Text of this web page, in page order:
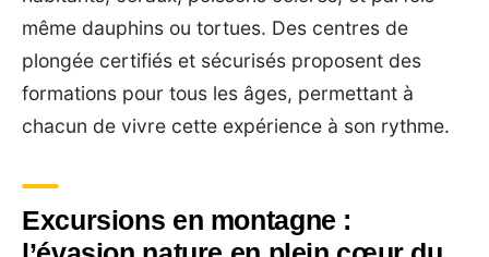
même dauphins ou tortues. Des centres de
plongée certifiés et sécurisés proposent des
formations pour tous les âges, permettant à
chacun de vivre cette expérience à son rythme.
Excursions en montagne :